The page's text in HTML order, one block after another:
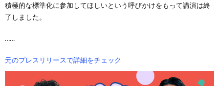
積極的な標準化に参加してほしいという呼びかけをもって講演は終
了しました。
……
元のプレスリリースで詳細をチェック